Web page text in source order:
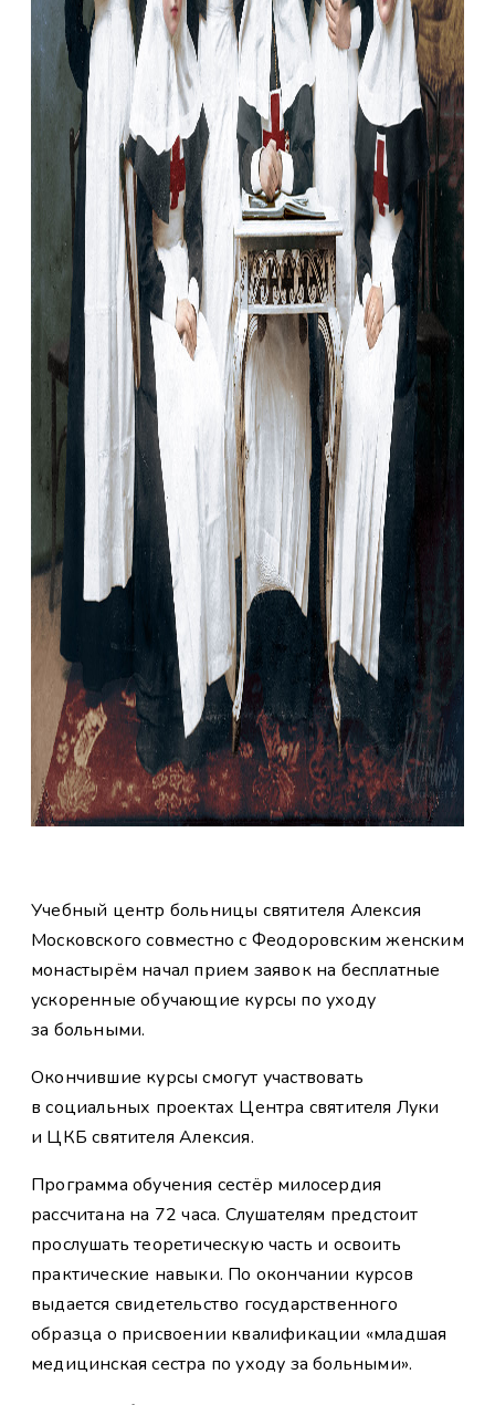
Учебный центр больницы святителя Алексия
Московского совместно с Феодоровским женским
монастырём начал прием заявок на бесплатные
ускоренные обучающие курсы по уходу
за больными.
Окончившие курсы смогут участвовать
в социальных проектах Центра святителя Луки
и ЦКБ святителя Алексия.
Программа обучения сестёр милосердия
рассчитана на 72 часа. Слушателям предстоит
прослушать теоретическую часть и освоить
практические навыки. По окончании курсов
выдается свидетельство государственного
образца о присвоении квалификации «младшая
медицинская сестра по уходу за больными».